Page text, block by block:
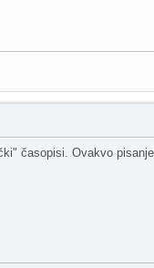
časopisi. Ovakvo